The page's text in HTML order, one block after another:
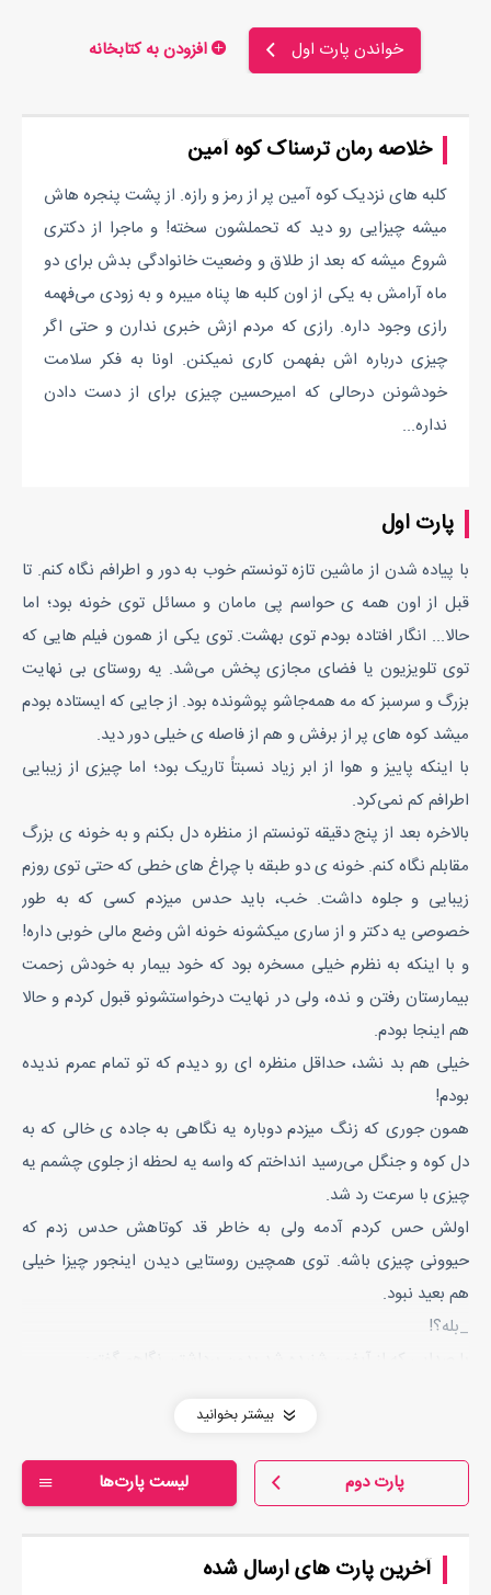
خواندن پارت اول افزودن به کتابخانه
خلاصه رمان ترسناک کوه آمین
کلبه های نزدیک کوه آمین پر از رمز و رازه. از پشت پنجره هاش
میشه چیزایی رو دید که تحملشون سخته! و ماجرا از دکتری
شروع میشه که بعد از طلاق و وضعیت خانوادگی بدش برای دو
ماه آرامش به یکی از اون کلبه ها پناه میبره و به زودی می‌فهمه
رازی وجود داره. رازی که مردم ازش خبری ندارن و حتی اگر
چیزی درباره اش بفهمن کاری نمیکنن. اونا به فکر سلامت
خودشونن درحالی که امیرحسین چیزی برای از دست دادن
نداره...
پارت اول
با پیاده شدن از ماشین تازه تونستم خوب به دور و اطرافم نگاه کنم. تا
قبل از اون همه ی حواسم پی مامان و مسائل توی خونه بود؛ اما
حالا... انگار افتاده بودم توی بهشت. توی یکی از همون فیلم هایی که
توی تلویزیون یا فضای مجازی پخش می‌شد. یه روستای بی نهایت
بزرگ و سرسبز که مه همه‌جاشو پوشونده بود. از جایی که ایستاده بودم
میشد کوه های پر از برفش و هم از فاصله ی خیلی دور دید.
با اینکه پاییز و هوا از ابر زیاد نسبتاً تاریک بود؛ اما چیزی از زیبایی
اطرافم کم نمی‌کرد.
بالاخره بعد از پنج دقیقه تونستم از منظره دل بکنم و به خونه ی بزرگ
مقابلم نگاه کنم. خونه ی دو طبقه با چراغ های خطی که حتی توی روزم
زیبایی و جلوه داشت. خب، باید حدس میزدم کسی که به طور
خصوصی یه دکتر و از ساری میکشونه خونه اش وضع مالی خوبی داره!
و با اینکه به نظرم خیلی مسخره بود که خود بیمار به خودش زحمت
بیمارستان رفتن و نده، ولی در نهایت درخواستشونو قبول کردم و حالا
هم اینجا بودم.
خیلی هم بد نشد، حداقل منظره ای رو دیدم که تو تمام عمرم ندیده
بودم!
همون جوری که زنگ میزدم دوباره یه نگاهی به جاده ی خالی که به
دل کوه و جنگل می‌رسید انداختم که واسه یه لحظه از جلوی چشمم یه
چیزی با سرعت رد شد.
اولش حس کردم آدمه ولی به خاطر قد کوتاهش حدس زدم که
حیوونی چیزی باشه. توی همچین روستایی دیدن اینجور چیزا خیلی
هم بعید نبود.
_بله؟!
_بله آقای دکتر، شناختم. بفرمایید.
در خونه با صدای بلندی باز شد، ولی من تکون نخوردم. یکم منتظر
موندم تا شاید دوباره یه چیزی ببینم چون کلا عاشق حیوونای کوچیک
_پس چرا تشریف نمیارین داخل؟
یه صدای دخترونه بالاخره منو به خودم آورد. یه دختر جوون با لباس
بیشتر بخوانید
لیست پارت‌ها پارت دوم
آخرین پارت های ارسال شده